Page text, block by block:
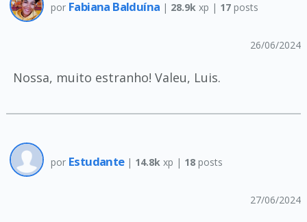
por Fabiana Balduína | 28.9k xp | 17posts
26/06/2024
Nossa, muito estranho! Valeu, Luis.
por Estudante | 14.8k xp | 18posts
27/06/2024